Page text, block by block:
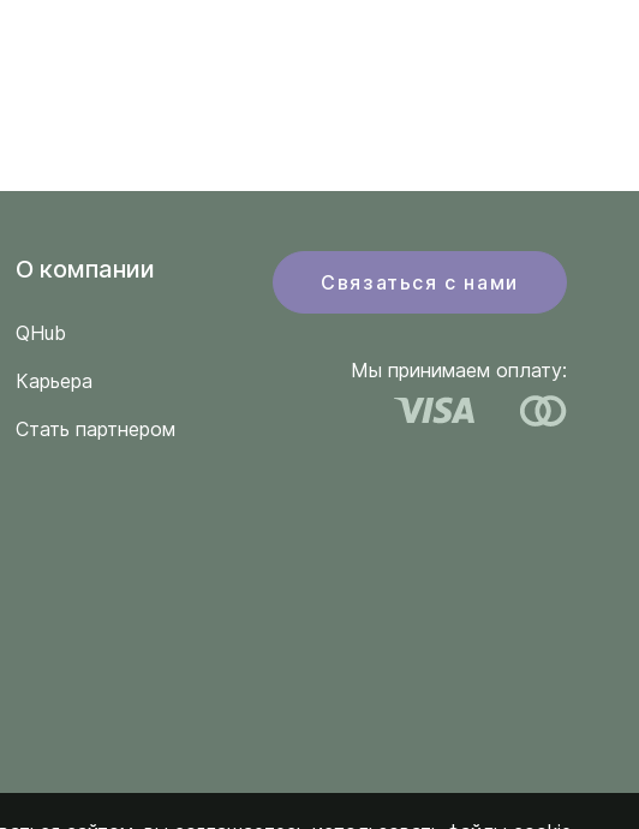
O компании
QHub
Карьера
Стать партнером
Связаться с нами
Мы принимаем оплату: